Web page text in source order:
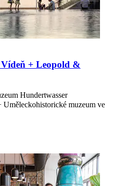
+ Leopold &
Hundertwasser
muzeum ve